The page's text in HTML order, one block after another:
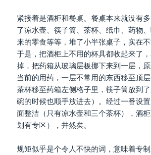
紧接着是酒柜和餐桌。餐桌本来就没有
了凉水壶、筷子筒、茶杯、纸巾、药物
来的零食等等，堆了小半张桌子，实在不
于是，把酒柜上不用的杯具都收起来了
掉，把药箱从玻璃层板挪下来到一层，
当前的用药，一层不常用的东西移至顶
茶杯移至药箱左侧格子里，筷子筒放到
碗的时候也顺手放进去）。经过一番设
面整洁（只有凉水壶和三个茶杯），酒
划有专区），井然矣。
规矩似乎是个令人不快的词，意味着专